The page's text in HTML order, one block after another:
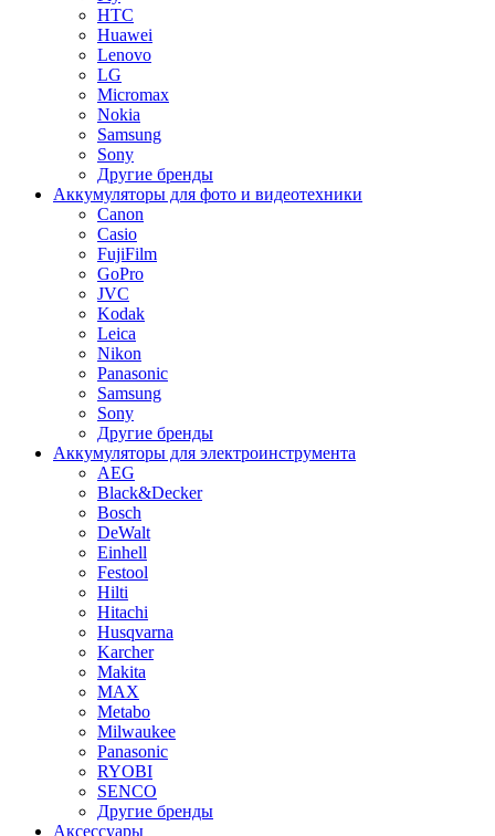
HTC
Huawei
Lenovo
LG
Micromax
Nokia
Samsung
Sony
Другие бренды
Аккумуляторы для фото и видеотехники
Canon
Casio
FujiFilm
GoPro
JVC
Kodak
Leica
Nikon
Panasonic
Samsung
Sony
Другие бренды
Аккумуляторы для электроинструмента
AEG
Black&Decker
Bosch
DeWalt
Einhell
Festool
Hilti
Hitachi
Husqvarna
Karcher
Makita
MAX
Metabo
Milwaukee
Panasonic
RYOBI
SENCO
Другие бренды
Аксессуары